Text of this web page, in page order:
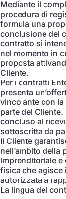
Mediante il
procedura di
formula una
conclusione del
contratto si
nel momento in
proposta
Cliente.
Per i contratti
presenta
vincolante con
parte del Cliente.
concluso al
sottoscritta da
Il Cliente
nell’ambito della
imprenditoriale e
fisica che agisce
autorizzata a
La lingua del